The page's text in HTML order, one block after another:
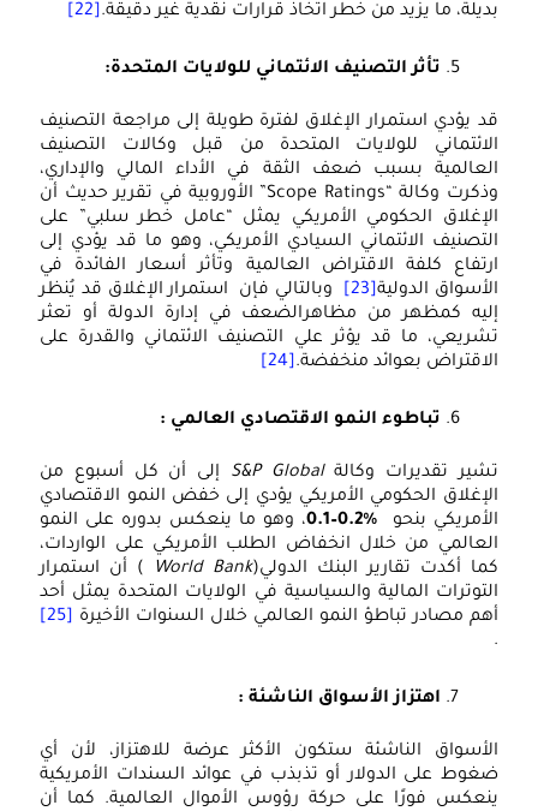
ما يزيد من خطر اتخاذ قرارات نقدية غير دقيقة.[22]
تأثر التصنيف الائتماني للولايات المتحدة:
يؤدي استمرار الإغلاق لفترة طويلة إلى مراجعة التصنيف
للولايات المتحدة من قبل وكالات التصنيف
بسبب ضعف الثقة في الأداء المالي والإداري،
وذكرت وكالة “Scope Ratings” الأوروبية في تقرير حديث أن
الحكومي الأمريكي يمثل “عامل خطر سلبي” على
الائتماني السيادي الأمريكي، وهو ما قد يؤدي إلى
كلفة الاقتراض العالمية وتأثر أسعار الفائدة في
الدولية[23]
وبالتالي فإن استمرار الإغلاق قد يُنظر
كمظهر من مظاهرالضعف في إدارة الدولة أو تعثر
ما قد يؤثر علي التصنيف الائتماني والقدرة على
بعوائد منخفضة.[24]
تباطوء النمو الاقتصادي العالمي :
تقديرات وكالةS&P Globalإلى أن كل أسبوع من
الحكومي الأمريكي يؤدي إلى خفض النمو الاقتصادي
بنحو%0.2–0.1
، وهو ما ينعكس بدوره على النمو
من خلال انخفاض الطلب الأمريكي على الواردات،
أكدت تقارير البنك الدولي(World Bank ) أن استمرار
المالية والسياسية في الولايات المتحدة يمثل أحد
مصادر تباطؤ النمو العالمي خلال السنوات الأخيرة[25]
اهتزاز الأسواق الناشئة :
الناشئة ستكون الأكثر عرضة للاهتزاز، لأن أي
على الدولار أو تذبذب في عوائد السندات الأمريكية
فورًا على حركة رؤوس الأموال العالمية. كما أن